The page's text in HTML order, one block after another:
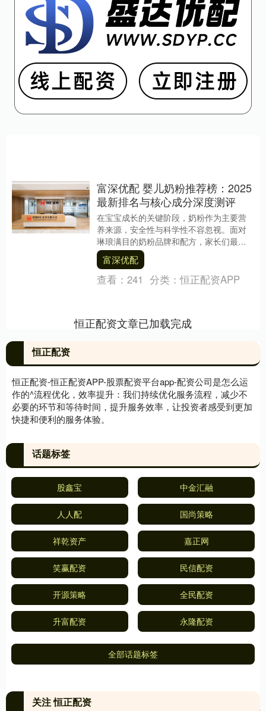
富深优配 婴儿奶粉推荐榜：2025
最新排名与核心成分深度测评
在宝宝成长的关键阶段，奶粉作为主要营
养来源，安全性与科学性不容忽视。面对
琳琅满目的奶粉品牌和配方，家长们最常
问的问题就是：“婴儿奶粉排行榜中，哪一
款更适合自家宝....
富深优配
查看： 241 分类：恒正配资APP
恒正配资文章已加载完成
恒正配资
恒正配资-恒正配资APP-股票配资平台app-配资公司是怎么运
作的^流程优化，效率提升：我们持续优化服务流程，减少不
必要的环节和等待时间，提升服务效率，让投资者感受到更加
快捷和便利的服务体验。
话题标签
股鑫宝 中金汇融
人人配 国尚策略
祥乾资产 嘉正网
笑赢配资 民信配资
开源策略 全民配资
升富配资 永隆配资
全部话题标签
关注 恒正配资